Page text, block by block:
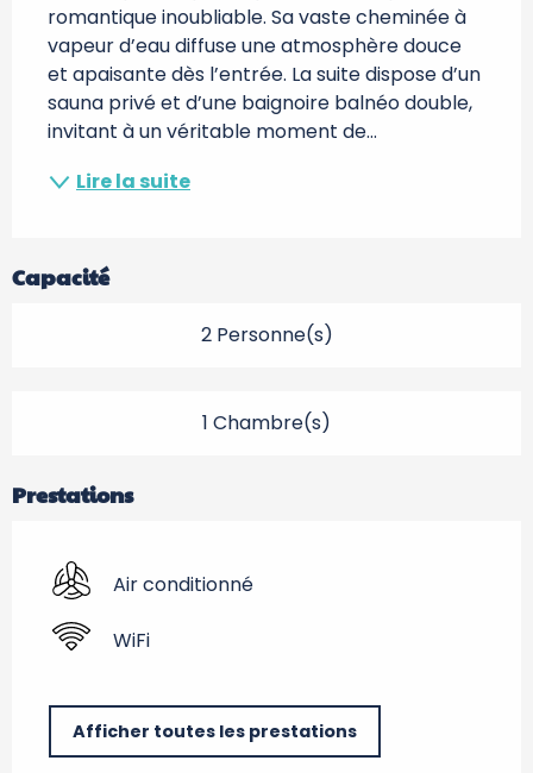
romantique inoubliable. Sa vaste cheminée à
vapeur d’eau diffuse une atmosphère douce
et apaisante dès l’entrée. La suite dispose d’un
sauna privé et d’une baignoire balnéo double,
invitant à un véritable moment de...
Lire la suite
Capacité
2 Personne(s)
1 Chambre(s)
Prestations
Air conditionné
WiFi
Afficher toutes les prestations